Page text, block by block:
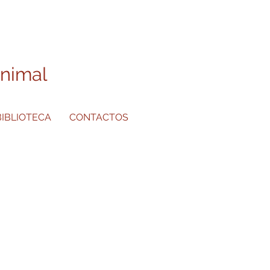
CONTACTOS